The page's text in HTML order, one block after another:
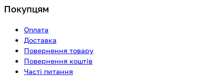
Покупцям
Оплата
Доставка
Повернення товару
Повернення коштів
Часті питання